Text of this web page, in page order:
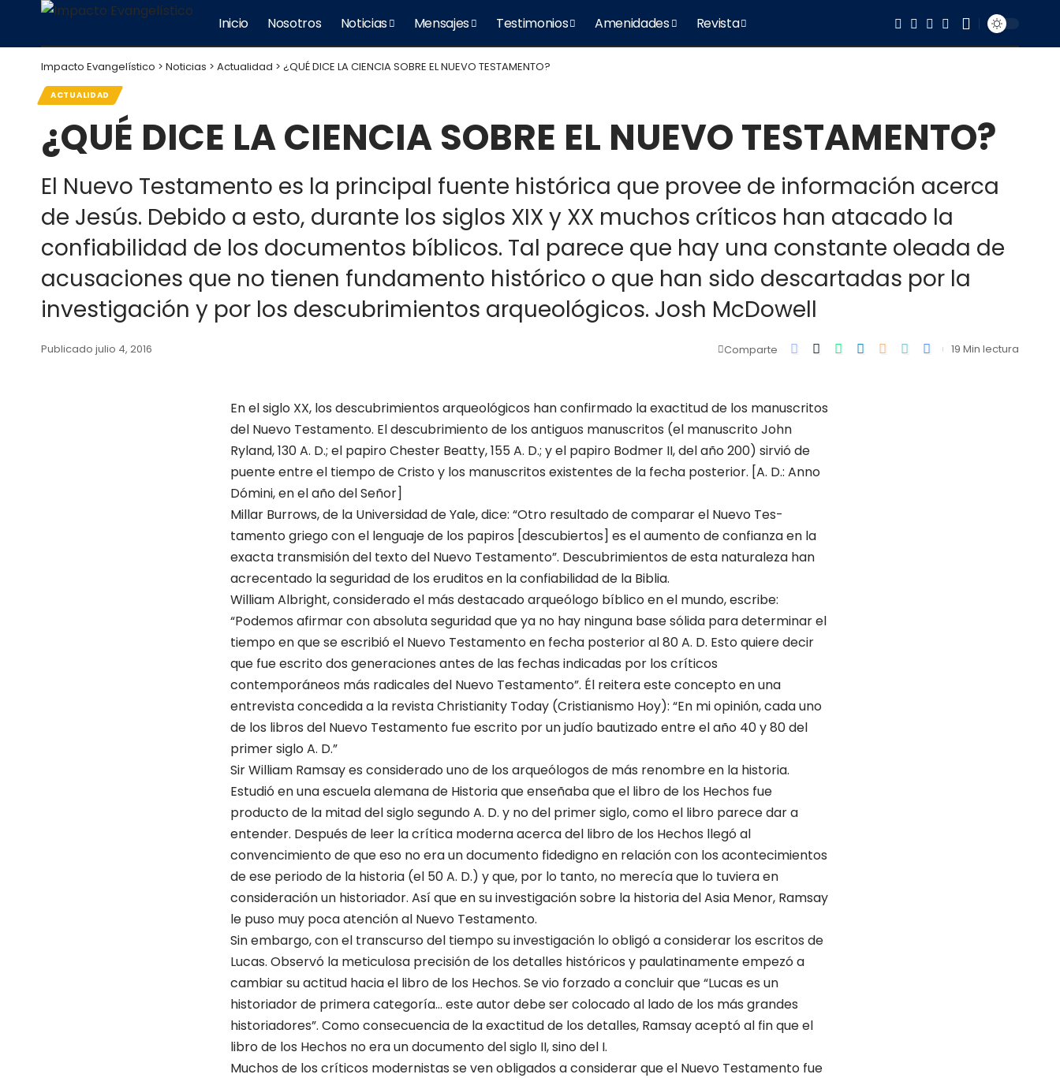
Inicio Nosotros Noticias Mensajes Testimonios Amenidades Revista
Impacto Evangelístico > Noticias > Actualidad > ¿QUÉ DICE LA CIENCIA SOBRE EL NUEVO TESTAMENTO?
ACTUALIDAD
¿QUÉ DICE LA CIENCIA SOBRE EL NUEVO TESTAMENTO?
El Nuevo Testamento es la principal fuente histórica que provee de información acerca
de Jesús. Debido a esto, durante los siglos XIX y XX muchos críticos han atacado la
confiabilidad de los documentos bíblicos. Tal parece que hay una constante oleada de
acusaciones que no tienen fundamento histórico o que han sido descartadas por la
investigación y por los descubrimientos arqueológicos. Josh McDowell
Publicado julio 4, 2016 Comparte 19 Min lectura
En el siglo XX, los descubrimientos arqueo­lógicos han confirmado la exactitud de los manuscritos
del Nuevo Testamento. El descubri­miento de los antiguos manuscritos (el manus­crito John
Ryland, 130 A. D.; el papiro Chester Beatty, 155 A. D.; y el papiro Bodmer II, del año 200) sirvió de
puente entre el tiempo de Cristo y los manuscritos existentes de la fecha posterior. [A. D.: Anno
Dómini, en el año del Señor]
Millar Burrows, de la Universidad de Yale, dice: “Otro resultado de comparar el Nuevo Tes­
tamento griego con el lenguaje de los papiros [descubiertos] es el aumento de confianza en la
exacta transmisión del texto del Nuevo Testa­mento”. Descubrimientos de esta naturaleza han
acrecentado la seguridad de los eruditos en la confiabilidad de la Biblia.
William Albright, considerado el más desta­cado arqueólogo bíblico en el mundo, escribe:
“Podemos afirmar con absoluta seguridad que ya no hay ninguna base sólida para determinar el
tiempo en que se escribió el Nuevo Testamento en fecha posterior al 80 A. D. Esto quiere decir
que fue escrito dos generaciones antes de las fe­chas indicadas por los críticos
contemporáneos más radicales del Nuevo Testamento”. Él reitera este concepto en una
entrevista concedida a la revista Christianity Today (Cristianismo Hoy): “En mi opinión, cada uno
de los libros del Nue­vo Testamento fue escrito por un judío bautizado entre el año 40 y 80 del
primer siglo A. D.”
Sir William Ramsay es considerado uno de los arqueólogos de más renombre en la historia.
Estudió en una escuela alemana de Historia que enseñaba que el libro de los Hechos fue
producto de la mitad del siglo segundo A. D. y no del pri­mer siglo, como el libro parece dar a
entender. Después de leer la crítica moderna acerca del li­bro de los Hechos llegó al
convencimiento de que eso no era un documento fidedigno en relación con los acontecimientos
de ese periodo de la his­toria (el 50 A. D.) y que, por lo tanto, no merecía que lo tuviera en
consideración un historiador. Así que en su investigación sobre la historia del Asia Menor, Ramsay
le puso muy poca atención al Nuevo Testamento.
Sin embargo, con el transcurso del tiempo su investigación lo obligó a considerar los escritos de
Lucas. Observó la meticulosa precisión de los de­talles históricos y paulatinamente empezó a
cam­biar su actitud hacia el libro de los Hechos. Se vio forzado a concluir que “Lucas es un
historiador de primera categoría… este autor debe ser colocado al lado de los más grandes
historiadores”. Como consecuencia de la exactitud de los detalles, Ram­say aceptó al fin que el
libro de los Hechos no era un documento del siglo II, sino del I.
Muchos de los críticos modernistas se ven obligados a considerar que el Nuevo Testamento fue